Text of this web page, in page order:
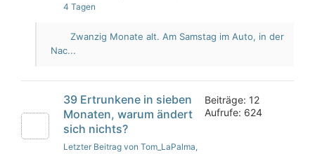
4 Tagen
Zwanzig Monate alt. Am Samstag im Auto, in der
Nac...
39 Ertrunkene in sieben
Monaten, warum ändert
sich nichts?
Letzter Beitrag von Tom_LaPalma,
Beiträge: 12
Aufrufe: 624